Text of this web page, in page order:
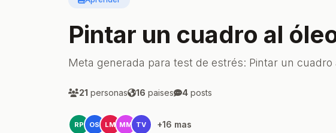
Pintar un cuadro al
Meta generada para test de estrés: Pintar un cuadro
21 personas 16 paises 4 posts
RP OS LM MM TV +16 mas